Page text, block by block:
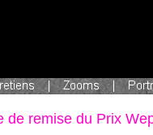
remise du Prix